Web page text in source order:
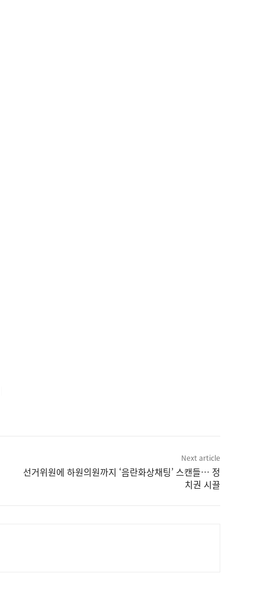
Next article
선거위원에 하원의원까지 ‘음란화상채팅’ 스캔들… 정
치권 시끌